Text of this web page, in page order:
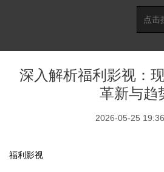
深入解析福利影视：
革新与趋
2026-05-25
福利影视